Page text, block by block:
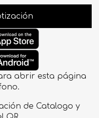
de Catalogo y